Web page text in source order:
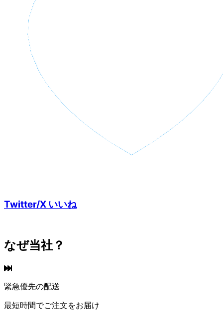
Twitter/X いいね
なぜ当社？
緊急優先の配送
最短時間でご注文をお届け